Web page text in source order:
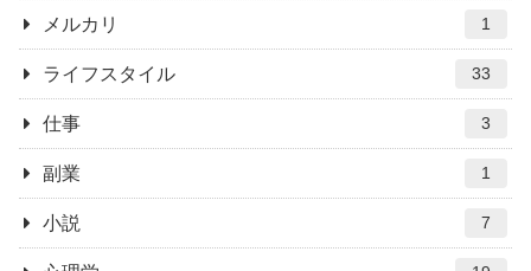
メルカリ 1
ライフスタイル 33
仕事 3
副業 1
小説 7